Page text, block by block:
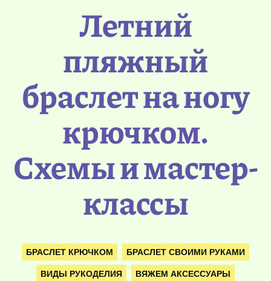
Летний
пляжный
браслет на ногу
крючком.
Схемы и мастер-
классы
БРАСЛЕТ КРЮЧКОМ БРАСЛЕТ СВОИМИ РУКАМИ
ВИДЫ РУКОДЕЛИЯ ВЯЖЕМ АКСЕССУАРЫ